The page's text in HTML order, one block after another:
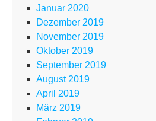
Januar 2020
Dezember 2019
November 2019
Oktober 2019
September 2019
August 2019
April 2019
März 2019